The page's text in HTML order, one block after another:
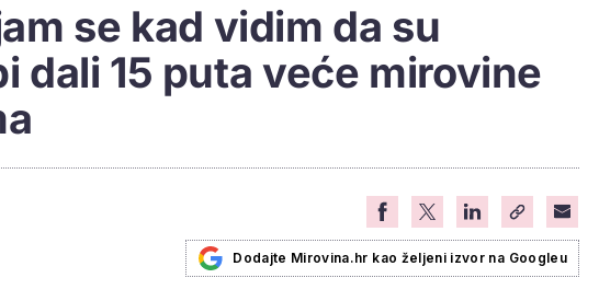
se kad vidim da su
dali 15 puta veće mirovine
Dodajte Mirovina.hr kao željeni izvor na Googleu